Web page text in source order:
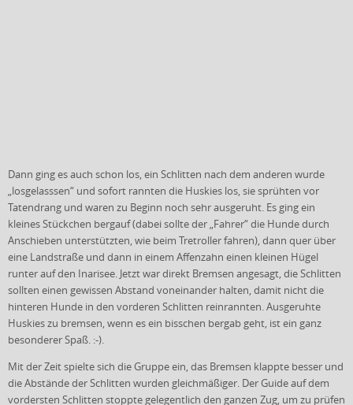
Dann ging es auch schon los, ein Schlitten nach dem anderen wurde
„losgelasssen“ und sofort rannten die Huskies los, sie sprühten vor
Tatendrang und waren zu Beginn noch sehr ausgeruht. Es ging ein
kleines Stückchen bergauf (dabei sollte der „Fahrer“ die Hunde durch
Anschieben unterstützten, wie beim Tretroller fahren), dann quer über
eine Landstraße und dann in einem Affenzahn einen kleinen Hügel
runter auf den Inarisee. Jetzt war direkt Bremsen angesagt, die Schlitten
sollten einen gewissen Abstand voneinander halten, damit nicht die
hinteren Hunde in den vorderen Schlitten reinrannten. Ausgeruhte
Huskies zu bremsen, wenn es ein bisschen bergab geht, ist ein ganz
besonderer Spaß. :-).
Mit der Zeit spielte sich die Gruppe ein, das Bremsen klappte besser und
die Abstände der Schlitten wurden gleichmäßiger. Der Guide auf dem
vordersten Schlitten stoppte gelegentlich den ganzen Zug, um zu prüfen